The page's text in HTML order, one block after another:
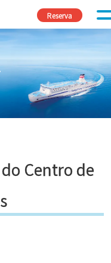
Reserva
Centro de